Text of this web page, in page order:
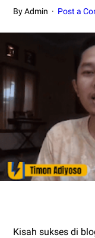
By Admin Post a
Kisah sukses di